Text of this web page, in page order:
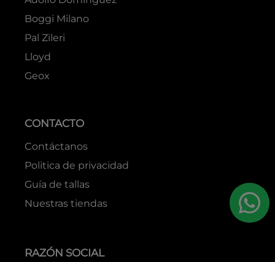
Boggi Milano
Pal Zileri
Lloyd
Geox
CONTACTO
Contáctanos
Politica de privacidad
Guía de tallas
Nuestras tiendas
RAZÓN SOCIAL